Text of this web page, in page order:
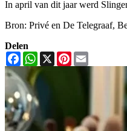
In april van dit jaar werd
Bron: Privé en De Telegraaf,
Delen
FacebookWhatsApp
X Pinterest